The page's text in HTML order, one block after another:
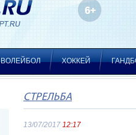
ВОЛЕЙБОЛ ХОККЕЙ
СТРЕЛЬБА
13/07/2017 12:17